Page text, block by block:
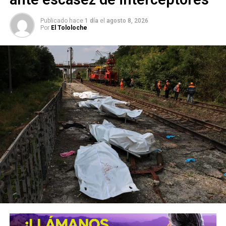
Israel sostiene que sus fuerzas no abandonarán Gaza
hasta que Hamás entregue sus armas. El grupo palestino,
en cambio, exige que Israel cumpla previamente con sus
compromisos, entre ellos el cese de los ataques y la
retirada de sus tropas.
Tras una reunión entre el presidente estadounidense
Donald Trump y el primer ministro israelí, Benjamin
Netanyahu, la Junta de Paz —organismo estadounidense
encargado de supervisar la implementación del acuerdo—
modificó su postura y estableció que la retirada israelí
tendría lugar después de un desarme “completo” de
Hamás.
Netanyahu, sin embargo, considera que esta condición
significa y cómo se llevaría a cabo el desarme.
Publicado hace 1 día el agosto 8, 2026
Por El Tololoche